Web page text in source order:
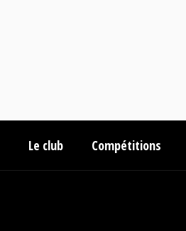
Le club Compétitions